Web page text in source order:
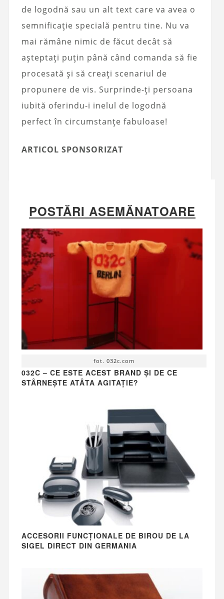
de logodnă sau un alt text care va avea o
semnificație specială pentru tine. Nu va
mai rămâne nimic de făcut decât să
așteptați puțin până când comanda să fie
procesată și să creați scenariul de
propunere de vis. Surprinde-ți persoana
iubită oferindu-i inelul de logodnă
perfect în circumstanțe fabuloase!
ARTICOL SPONSORIZAT
POSTĂRI ASEMĂNATOARE
fot. 032c.com
032C – CE ESTE ACEST BRAND ȘI DE CE
STÂRNEȘTE ATÂTA AGITAȚIE?
ACCESORII FUNCȚIONALE DE BIROU DE LA
SIGEL DIRECT DIN GERMANIA